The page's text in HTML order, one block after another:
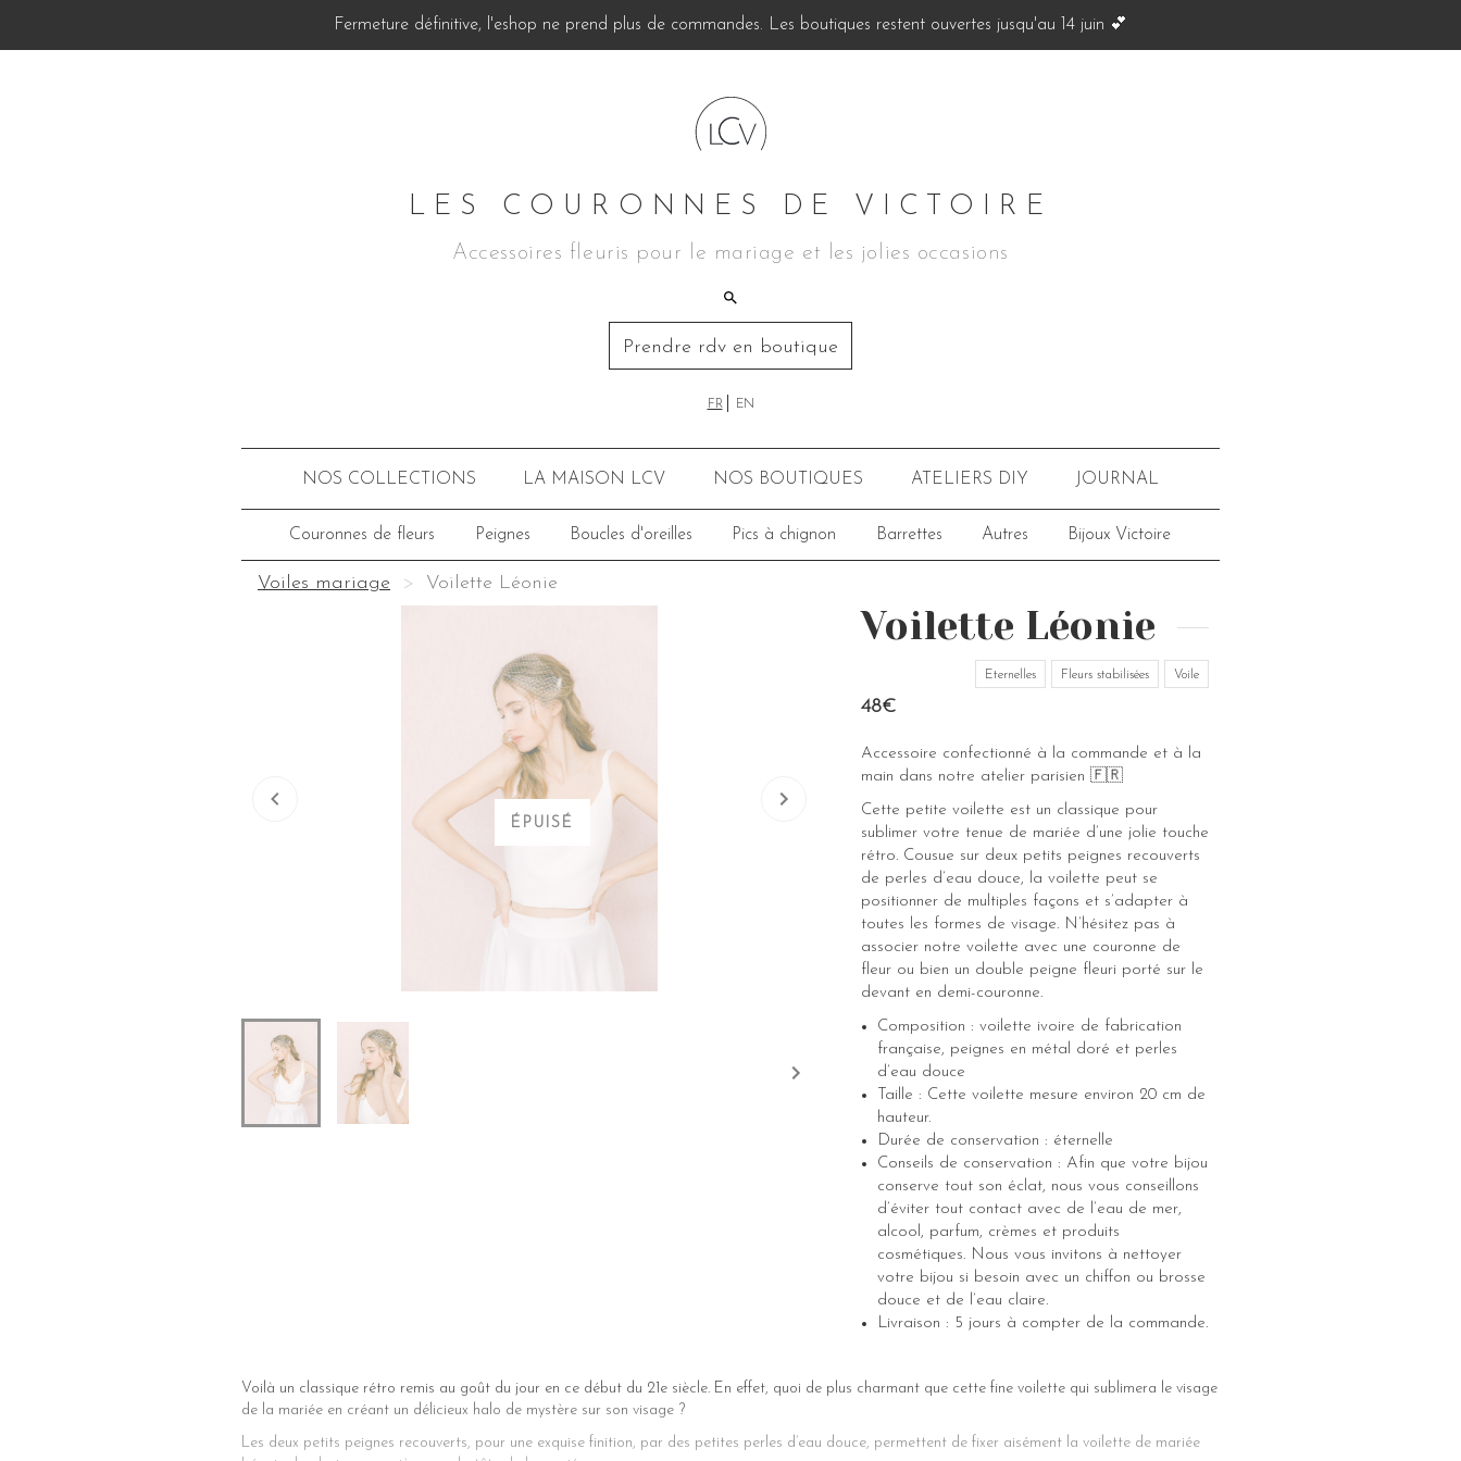
Fermeture définitive, l'eshop ne prend plus de commandes. Les boutiques restent ouvertes jusqu'au 14 juin 💕
LES COURONNES DE VICTOIRE
Accessoires fleuris pour le mariage et les jolies occasions
Prendre rdv en boutique
FR EN
NOS COLLECTIONS LA MAISON LCV NOS BOUTIQUES ATELIERS DIY JOURNAL
Couronnes de fleurs Peignes Boucles d'oreilles Pics à chignon Barrettes Autres Bijoux Victoire
Voiles mariage Voilette Léonie
ÉPUISÉ
Voilette Léonie
Eternelles Fleurs stabilisées Voile
48€
Accessoire confectionné à la commande et à la
main dans notre atelier parisien 🇫🇷
Cette petite voilette est un classique pour
sublimer votre tenue de mariée d’une jolie touche
rétro. Cousue sur deux petits peignes recouverts
de perles d’eau douce, la voilette peut se
positionner de multiples façons et s’adapter à
toutes les formes de visage. N’hésitez pas à
associer notre voilette avec une couronne de
fleur ou bien un double peigne fleuri porté sur le
devant en demi-couronne.
Composition : voilette ivoire de fabrication
française, peignes en métal doré et perles
d’eau douce
Taille : Cette voilette mesure environ 20 cm de
hauteur.
Durée de conservation : éternelle
Conseils de conservation : Afin que votre bijou
conserve tout son éclat, nous vous conseillons
d’éviter tout contact avec de l’eau de mer,
alcool, parfum, crèmes et produits
cosmétiques. Nous vous invitons à nettoyer
votre bijou si besoin avec un chiffon ou brosse
douce et de l’eau claire.
Livraison : 5 jours à compter de la commande.
Voilà un classique rétro remis au goût du jour en ce début du 21e siècle. En effet, quoi de plus charmant que cette fine voilette qui sublimera le visage
de la mariée en créant un délicieux halo de mystère sur son visage ?
Les deux petits peignes recouverts, pour une exquise finition, par des petites perles d’eau douce, permettent de fixer aisément la voilette de mariée